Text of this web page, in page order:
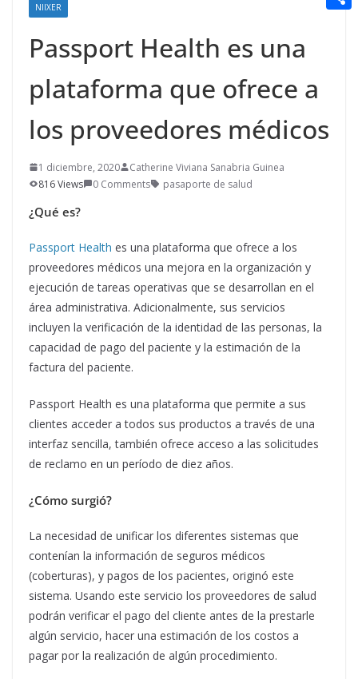
NIIXER
Passport Health es una
plataforma que ofrece a
los proveedores médicos
1 diciembre, 2020
Catherine Viviana Sanabria Guinea
816 Views
0 Comments pasaporte de salud
¿Qué es?
Passport Health es una plataforma que ofrece a los
proveedores médicos una mejora en la organización y
ejecución de tareas operativas que se desarrollan en el
área administrativa. Adicionalmente, sus servicios
incluyen la verificación de la identidad de las personas, la
capacidad de pago del paciente y la estimación de la
factura del paciente.
Passport Health es una plataforma que permite a sus
clientes acceder a todos sus productos a través de una
interfaz sencilla, también ofrece acceso a las solicitudes
de reclamo en un período de diez años.
¿Cómo surgió?
La necesidad de unificar los diferentes sistemas que
contenían la información de seguros médicos
(coberturas), y pagos de los pacientes, originó este
sistema. Usando este servicio los proveedores de salud
podrán verificar el pago del cliente antes de la prestarle
algún servicio, hacer una estimación de los costos a
pagar por la realización de algún procedimiento.
n
t
a
a